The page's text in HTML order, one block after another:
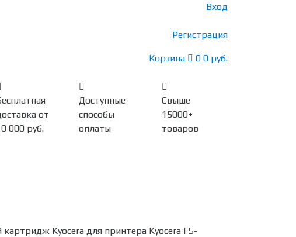
Вход
Регистрация
Корзина 0 0 руб.
от
000 руб.
Доступные
способы
оплаты
Свыше
15000+
товаров
Kyocera для принтера Kyocera FS-